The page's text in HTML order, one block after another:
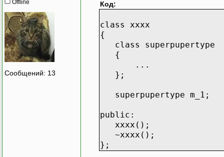
Offline
Сообщений: 13
Код:
class xxxx
{
class superpupertype
{
...
};
superpupertype m_1;
public:
xxxx();
~xxxx();
};